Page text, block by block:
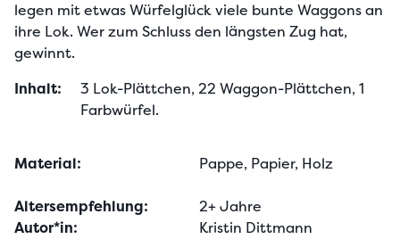
legen mit etwas Würfelglück viele bunte Waggons an
ihre Lok. Wer zum Schluss den längsten Zug hat,
gewinnt.
Inhalt:
3 Lok-Plättchen, 22 Waggon-Plättchen, 1
Farbwürfel.
Material: Pappe, Papier, Holz
Altersempfehlung:
2+ Jahre
Autor*in:
Kristin Dittmann